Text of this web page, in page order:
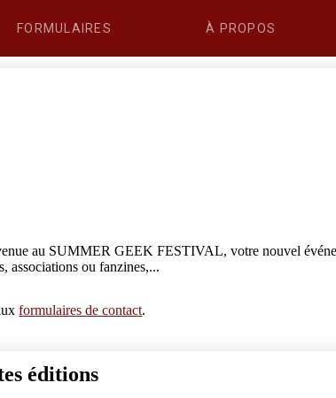
FORMULAIRES À PROPOS
au SUMMER GEEK FESTIVAL, votre nouvel
associations ou fanzines,...
formulaires de contact.
éditions